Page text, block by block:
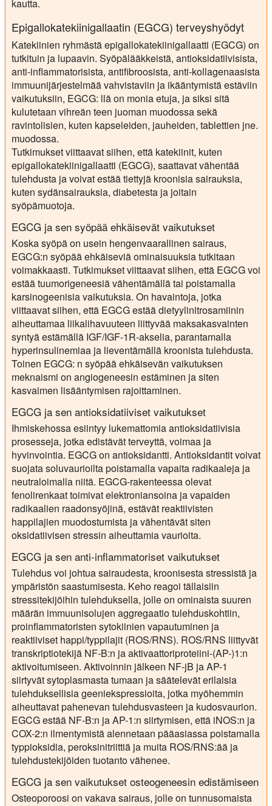
kautta.
Epigallokatekiinigallaatin (EGCG) terveyshyödyt
Katekiinien ryhmästä epigallokatekiinigallaatti (EGCG) on
tutkituin ja lupaavin. Syöpälääkkeistä, antioksidatiivisista,
anti-inflammatorisista, antifibroosista, anti-kollagenaasista
immuunijärjestelmää vahvistaviin ja ikääntymistä estäviin
vaikutuksiin, EGCG: llä on monia etuja, ja siksi sitä
kulutetaan vihreän teen juoman muodossa sekä
ravintolisien, kuten kapseleiden, jauheiden, tablettien jne.
muodossa.
Tutkimukset viittaavat siihen, että katekiinit, kuten
epigallokatekiinigallaatti (EGCG), saattavat vähentää
tulehdusta ja voivat estää tiettyjä kroonisia sairauksia,
kuten sydänsairauksia, diabetesta ja joitain
syöpämuotoja.
EGCG ja sen syöpää ehkäisevät vaikutukset
Koska syöpä on usein hengenvaarallinen sairaus,
EGCG:n syöpää ehkäiseviä ominaisuuksia tutkitaan
voimakkaasti. Tutkimukset viittaavat siihen, että EGCG voi
estää tuumorigeneesiä vähentämällä tai poistamalla
karsinogeenisia vaikutuksia. On havaintoja, jotka
viittaavat siihen, että EGCG estää dietyylinitrosamiinin
aiheuttamaa liikalihavuuteen liittyvää maksakasvainten
syntyä estämällä IGF/IGF-1R-akselia, parantamalla
hyperinsulinemiaa ja lieventämällä kroonista tulehdusta.
Toinen EGCG: n syöpää ehkäisevän vaikutuksen
meknaismi on angiogeneesin estäminen ja siten
kasvaimen lisääntymisen rajoittaminen.
EGCG ja sen antioksidatiiviset vaikutukset
Ihmiskehossa esiintyy lukemattomia antioksidatiivisia
prosesseja, jotka edistävät terveyttä, voimaa ja
hyvinvointia. EGCG on antioksidantti. Antioksidantit voivat
suojata soluvaurioilta poistamalla vapaita radikaaleja ja
neutraloimalla niitä. EGCG-rakenteessa olevat
fenolirenkaat toimivat elektroniansoina ja vapaiden
radikaalien raadonsyöjinä, estävät reaktiivisten
happilajien muodostumista ja vähentävät siten
oksidatiivisen stressin aiheuttamia vaurioita.
EGCG ja sen anti-inflammatoriset vaikutukset
Tulehdus voi johtua sairaudesta, kroonisesta stressistä ja
ympäristön saastumisesta. Keho reagoi tällaisiin
stressitekijöihin tulehduksella, jolle on ominaista suuren
määrän immuunisolujen aggregaatio tulehduskohtiin,
proinflammatoristen sytokiinien vapautuminen ja
reaktiiviset happi/typpilajit (ROS/RNS). ROS/RNS liittyvät
transkriptiotekijä NF-B:n ja aktivaattoriproteiini-(AP-)1:n
aktivoitumiseen. Aktivoinnin jälkeen NF-jB ja AP-1
siirtyvät sytoplasmasta tumaan ja säätelevät erilaisia
tulehduksellisia geeniekspressioita, jotka myöhemmin
aiheuttavat pahenevan tulehdusvasteen ja kudosvaurion.
EGCG estää NF-B:n ja AP-1:n siirtymisen, että iNOS:n ja
COX-2:n ilmentymistä alennetaan pääasiassa poistamalla
typpioksidia, peroksinitriittiä ja muita ROS/RNS:ää ja
tulehdustekijöiden tuotanto vähenee.
EGCG ja sen vaikutukset osteogeneesin edistämiseen
Osteoporoosi on vakava sairaus, jolle on tunnusomaista